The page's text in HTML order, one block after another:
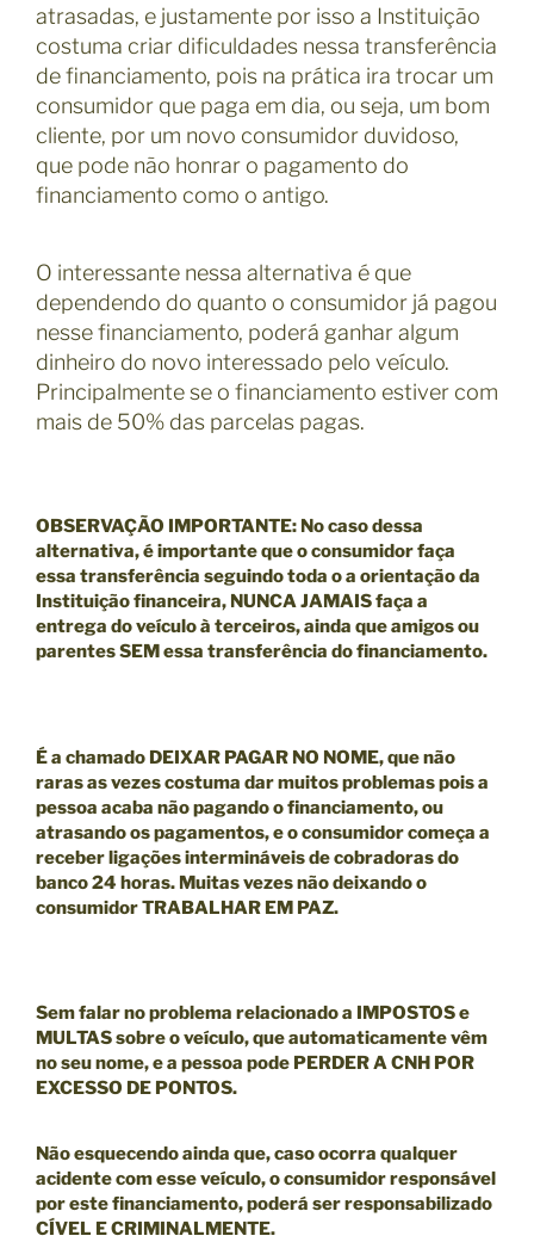
atrasadas, e justamente por isso a Instituição
costuma criar dificuldades nessa transferência
de financiamento, pois na prática ira trocar um
consumidor que paga em dia, ou seja, um bom
cliente, por um novo consumidor duvidoso,
que pode não honrar o pagamento do
financiamento como o antigo.
O interessante nessa alternativa é que
dependendo do quanto o consumidor já pagou
nesse financiamento, poderá ganhar algum
dinheiro do novo interessado pelo veículo.
Principalmente se o financiamento estiver com
mais de 50% das parcelas pagas.
OBSERVAÇÃO IMPORTANTE: No caso dessa
alternativa, é importante que o consumidor faça
essa transferência seguindo toda o a orientação da
Instituição financeira, NUNCA JAMAIS faça a
entrega do veículo à terceiros, ainda que amigos ou
parentes SEM essa transferência do financiamento.
É a chamado DEIXAR PAGAR NO NOME,que não
raras as vezes costuma dar muitos problemas pois a
pessoa acaba não pagando o financiamento, ou
atrasando os pagamentos, e o consumidor começa a
receber ligações intermináveis de cobradoras do
banco 24 horas. Muitas vezes não deixando o
consumidor TRABALHAR EM PAZ.
Sem falar no problema relacionado a IMPOSTOS e
MULTAS sobre o veículo, que automaticamente vêm
no seu nome, e a pessoa pode PERDER A CNH POR
EXCESSO DE PONTOS.
Não esquecendo ainda que, caso ocorra qualquer
acidente com esse veículo, o consumidor responsável
por este financiamento, poderá ser responsabilizado
CÍVEL E CRIMINALMENTE.